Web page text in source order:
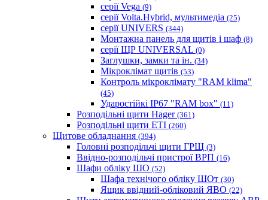
серії Vega (9)
серії Volta.Hybrid, мультимедіа (25)
серії UNIVERS (344)
Монтажна панель для щитів і шаф (8)
серії ЩР UNIVERSAL (0)
Заглушки, замки та ін. (34)
Мікроклімат щитів (53)
Контроль мікроклімату "RAM klima"
(45)
Ударостійкі IP67 "RAM box" (11)
Розподільні щити Hager (361)
Розподільні щити ETI (260)
Щитове обладнання (394)
Головні розподільчі щити ГРЩ (3)
Ввідно-розподільчі пристрої ВРП (16)
Шафи обліку ШО (52)
Шафа технічого обліку ШОт (30)
Ящик ввідний-обліковий ЯВО (22)